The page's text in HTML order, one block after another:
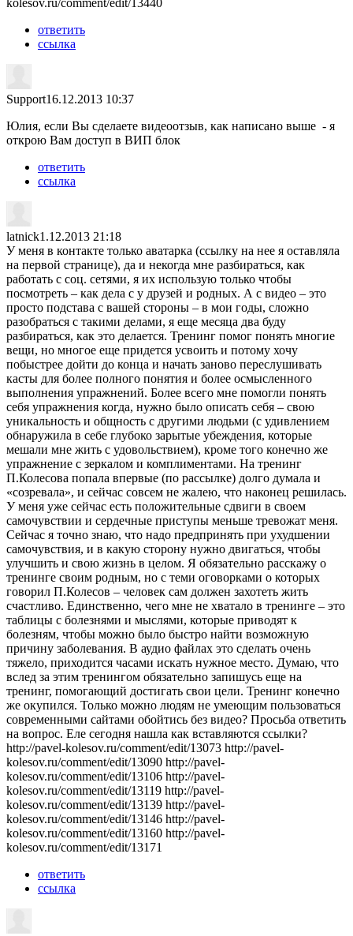
kolesov.ru/comment/edit/13440
ответить
ссылка
Support16.12.2013 10:37
Юлия, если Вы сделаете видеоотзыв, как написано выше - я
открою Вам доступ в ВИП блок
ответить
ссылка
latnick1.12.2013 21:18
У меня в контакте только аватарка (ссылку на нее я оставляла
на первой странице), да и некогда мне разбираться, как
работать с соц. сетями, я их использую только чтобы
посмотреть – как дела с у друзей и родных. А с видео – это
просто подстава с вашей стороны – в мои годы, сложно
разобраться с такими делами, я еще месяца два буду
разбираться, как это делается. Тренинг помог понять многие
вещи, но многое еще придется усвоить и потому хочу
побыстрее дойти до конца и начать заново переслушивать
касты для более полного понятия и более осмысленного
выполнения упражнений. Более всего мне помогли понять
себя упражнения когда, нужно было описать себя – свою
уникальность и общность с другими людьми (с удивлением
обнаружила в себе глубоко зарытые убеждения, которые
мешали мне жить с удовольствием), кроме того конечно же
упражнение с зеркалом и комплиментами. На тренинг
П.Колесова попала впервые (по рассылке) долго думала и
«созревала», и сейчас совсем не жалею, что наконец решилась.
У меня уже сейчас есть положительные сдвиги в своем
самочувствии и сердечные приступы меньше тревожат меня.
Сейчас я точно знаю, что надо предпринять при ухудшении
самочувствия, и в какую сторону нужно двигаться, чтобы
улучшить и свою жизнь в целом. Я обязательно расскажу о
тренинге своим родным, но с теми оговорками о которых
говорил П.Колесов – человек сам должен захотеть жить
счастливо. Единственно, чего мне не хватало в тренинге – это
таблицы с болезнями и мыслями, которые приводят к
болезням, чтобы можно было быстро найти возможную
причину заболевания. В аудио файлах это сделать очень
тяжело, приходится часами искать нужное место. Думаю, что
вслед за этим тренингом обязательно запишусь еще на
тренинг, помогающий достигать свои цели. Тренинг конечно
же окупился. Только можно людям не умеющим пользоваться
современными сайтами обойтись без видео? Просьба ответить
на вопрос. Еле сегодня нашла как вставляются ссылки?
http://pavel-kolesov.ru/comment/edit/13073 http://pavel-
kolesov.ru/comment/edit/13090 http://pavel-
kolesov.ru/comment/edit/13106 http://pavel-
kolesov.ru/comment/edit/13119 http://pavel-
kolesov.ru/comment/edit/13139 http://pavel-
kolesov.ru/comment/edit/13146 http://pavel-
kolesov.ru/comment/edit/13160 http://pavel-
kolesov.ru/comment/edit/13171
ответить
ссылка